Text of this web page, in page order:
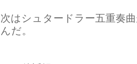
次はシュタードラー五重奏
んだ。